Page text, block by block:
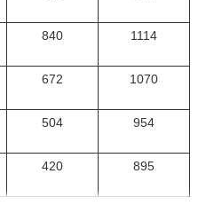
840 1114
672 1070
504 954
420 895